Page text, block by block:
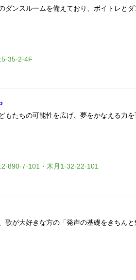
ダンスルームを備えており、ボイトレと
5-35-2-4F
もたちの可能性を広げ、夢をかなえる力
890-7-101・木月1-32-22-101
歌が大好きな方の「発声の基礎をきちん